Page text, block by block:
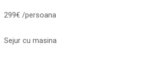
299€ /persoana
Sejur cu masina